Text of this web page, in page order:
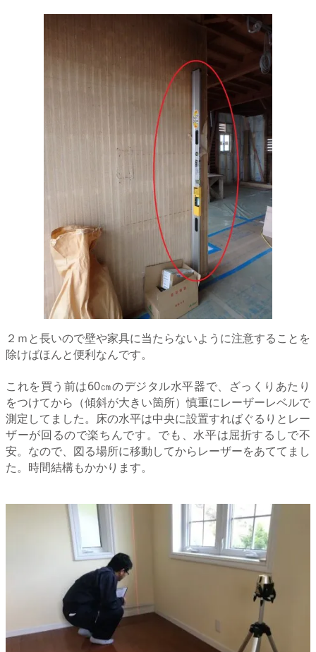
２ｍと長いので壁や家具に当たらないように注意することを
除けばほんと便利なんです。
これを買う前は60㎝のデジタル水平器で、ざっくりあたり
をつけてから（傾斜が大きい箇所）慎重にレーザーレベルで
測定してました。床の水平は中央に設置すればぐるりとレー
ザーが回るので楽ちんです。でも、水平は屈折するしで不
安。なので、図る場所に移動してからレーザーをあててまし
た。時間結構もかかります。